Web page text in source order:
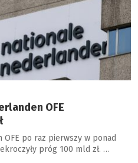
OFE
po raz pierwszy w ponad
próg 100 mld zł. …